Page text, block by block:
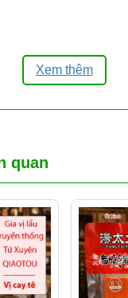
tươi kết hợp bột
cấp nguồn
cho sức khỏe.
hàng đầu
sinh an toàn
tiết
Xem thêm
quan